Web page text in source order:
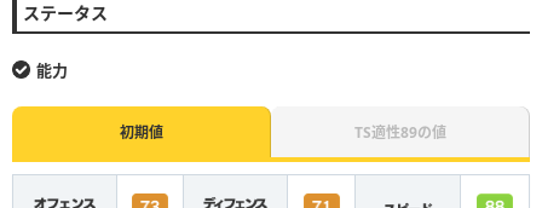
ステータス
能力
初期値 TS適性89の値